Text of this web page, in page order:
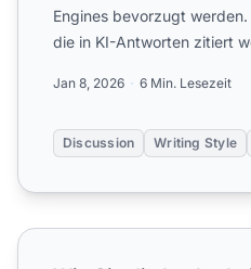
Engines bevorzugt
die in KI-Antworten zitiert
Jan 8, 2026 6 Min. Lesezeit
Discussion Writing Style
Wie Sie die Lesbarkeit für